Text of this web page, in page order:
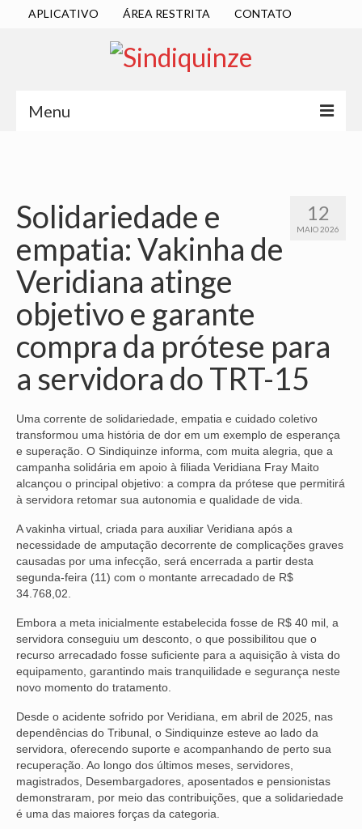
APLICATIVO ÁREA RESTRITA CONTATO
Menu
DIRETORIA EXECUTIVA
ESTATUTO
ATAS
LOCALIZAÇÃO
QUEM SOMOS
NOSSA HISTÓRIA
SUBSEDES
ARAÇATUBA
BAURU
RIBEIRÃO PRETO
SÃO JOSÉ DOS CAMPOS
SÃO JOSÉ DO RIO PRETO
SOROCABA
NOTÍCIAS
BOLETIM
VÍDEOS
CONVÊNIOS
SINDICALIZE-SE
12
MAIO 2026
Solidariedade e
empatia: Vakinha de
Veridiana atinge
objetivo e garante
compra da prótese para
a servidora do TRT-15
Uma corrente de solidariedade, empatia e cuidado coletivo
transformou uma história de dor em um exemplo de esperança
e superação. O Sindiquinze informa, com muita alegria, que a
campanha solidária em apoio à filiada Veridiana Fray Maito
alcançou o principal objetivo: a compra da prótese que permitirá
à servidora retomar sua autonomia e qualidade de vida.
A vakinha virtual, criada para auxiliar Veridiana após a
necessidade de amputação decorrente de complicações graves
causadas por uma infecção, será encerrada a partir desta
segunda-feira (11) com o montante arrecadado de R$
34.768,02.
Embora a meta inicialmente estabelecida fosse de R$ 40 mil, a
servidora conseguiu um desconto, o que possibilitou que o
recurso arrecadado fosse suficiente para a aquisição à vista do
equipamento, garantindo mais tranquilidade e segurança neste
novo momento do tratamento.
Desde o acidente sofrido por Veridiana, em abril de 2025, nas
dependências do Tribunal, o Sindiquinze esteve ao lado da
servidora, oferecendo suporte e acompanhando de perto sua
recuperação. Ao longo dos últimos meses, servidores,
magistrados, Desembargadores, aposentados e pensionistas
demonstraram, por meio das contribuições, que a solidariedade
é uma das maiores forças da categoria.